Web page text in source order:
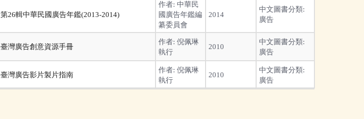
第26輯中華民國廣告年鑑(2013-2014)
作者: 中華民
國廣告年鑑編
纂委員會
2014
中文圖書分類:
廣告
臺灣廣告創意資源手冊
作者: 倪佩琳
執行
2010
中文圖書分類:
廣告
臺灣廣告影片製片指南
作者: 倪佩琳
執行
2010
中文圖書分類:
廣告